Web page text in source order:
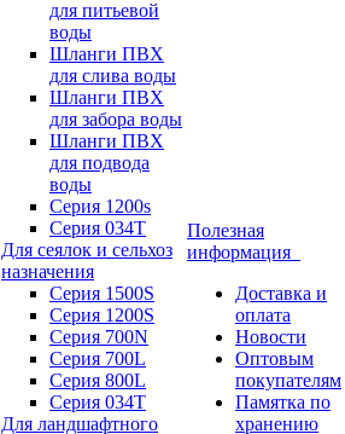
для питьевой
воды
Шланги ПВХ
для слива воды
Шланги ПВХ
для забора воды
Шланги ПВХ
для подвода
воды
Серия 1200s
Серия 034Т
Для сеялок и сельхоз
назначения
Серия 1500S
Серия 1200S
Серия 700N
Серия 700L
Серия 800L
Серия 034T
Для ландшафтного
Полезная
информация
Доставка и
оплата
Новости
Оптовым
покупателям
Памятка по
хранению